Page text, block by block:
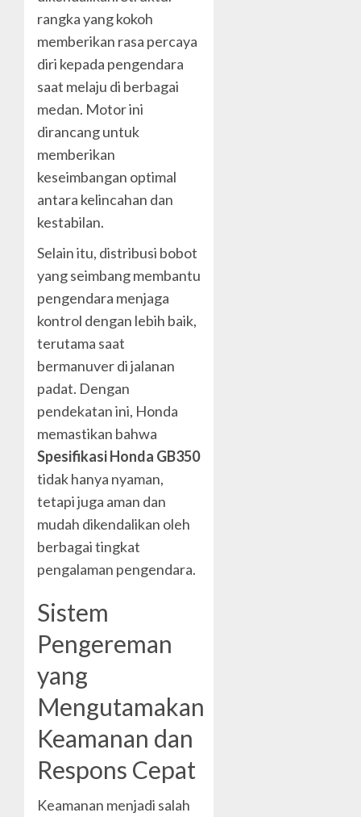
rangka yang kokoh
memberikan rasa percaya
diri kepada pengendara
saat melaju di berbagai
medan. Motor ini
dirancang untuk
memberikan
keseimbangan optimal
antara kelincahan dan
kestabilan.
Selain itu, distribusi bobot
yang seimbang membantu
pengendara menjaga
kontrol dengan lebih baik,
terutama saat
bermanuver di jalanan
padat. Dengan
pendekatan ini, Honda
memastikan bahwa
Spesifikasi Honda GB350
tidak hanya nyaman,
tetapi juga aman dan
mudah dikendalikan oleh
berbagai tingkat
pengalaman pengendara.
Sistem
Pengereman
yang
Mengutamakan
Keamanan dan
Respons Cepat
Keamanan menjadi salah